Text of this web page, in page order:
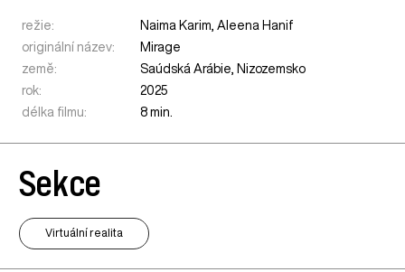
režie:
Naima Karim, Aleena Hanif
originální název:
Mirage
země:
Saúdská Arábie, Nizozemsko
rok:
2025
délka filmu:
8 min.
Sekce
Virtuální realita